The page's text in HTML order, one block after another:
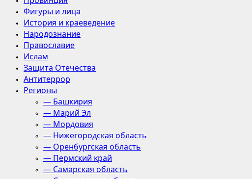
Фигуры и лица
История и краеведение
Народознание
Православие
Ислам
Защита Отечества
Антитеррор
Регионы
— Башкирия
— Марий Эл
— Мордовия
— Нижегородская область
— Оренбургская область
— Пермский край
— Самарская область